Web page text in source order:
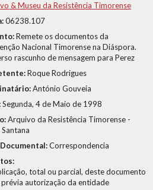
& Museu da Resistência Timorense
06238.107
Remete os documentos da
Nacional Timorense na Diáspora.
rascunho de mensagem para Perez
Roque Rodrigues
António Gouveia
Segunda, 4 de Maio de 1998
Arquivo da Resistência Timorense -
Correspondencia
total ou parcial, deste documento
prévia autorização da entidade